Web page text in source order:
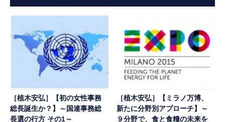
［植木安弘］【初の女性事務
総長誕生か？】～国連事務総
長選の行方 その1～
［植木安弘］【ミラノ万博、
新たに分野別アプローチ】～
９分野で、食と食糧の未来を